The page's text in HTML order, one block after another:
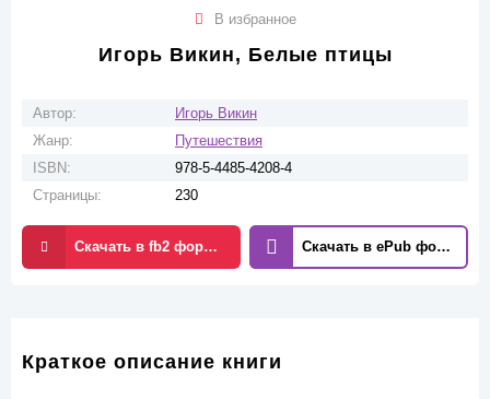
В избранное
Игорь Викин, Белые птицы
Автор:
Игорь Викин
Жанр:
Путешествия
ISBN:
978-5-4485-4208-4
Страницы:
230
Скачать в fb2 формате Скачать в ePub формате
Краткое описание книги